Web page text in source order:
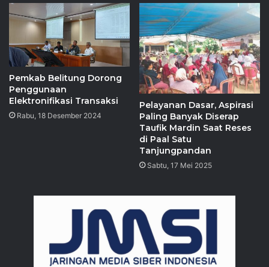
Pemkab Belitung Dorong
Penggunaan
Elektronifikasi Transaksi
Rabu, 18 Desember 2024
Pelayanan Dasar, Aspirasi
Paling Banyak Diserap
Taufik Mardin Saat Reses
di Paal Satu
Tanjungpandan
Sabtu, 17 Mei 2025